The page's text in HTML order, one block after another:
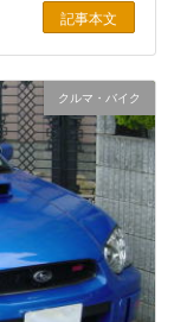
記事本文
クルマ・バイク